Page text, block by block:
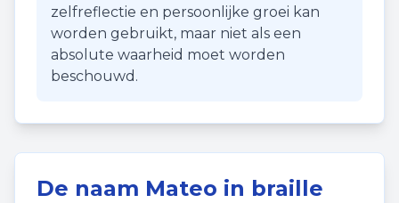
zelfreflectie en persoonlijke groei kan
worden gebruikt, maar niet als een
absolute waarheid moet worden
beschouwd.
De naam Mateo in braille